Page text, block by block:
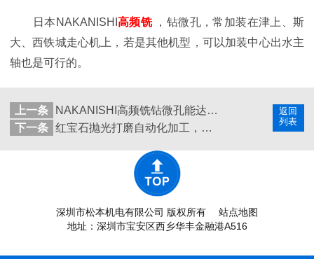
日本NAKANISHI 高频铣
，钻微孔，常加装在津上、斯
大、西铁城走心机上，若是其他机型，可以加装中心出水主
轴也是可行的。
返回
列表
上一条
NAKANISHI高频铣钻微孔能达到0.02公差吗？
下一条
红宝石抛光打磨自动化加工，使用日本NAKANISHI高速电主轴
深圳市松本机电有限公司 版权所有 站点地图
地址：深圳市宝安区西乡华丰金融港A516